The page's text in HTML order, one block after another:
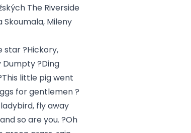
The Riverside
Mileny
star ?Hickory,
?Ding
little pig went
for gentlemen ?
fly away
so are you. ?Oh